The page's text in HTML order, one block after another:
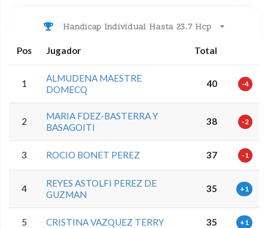
Handicap Individual Hasta 23.7 Hcp
Pos Jugador Total
1
ALMUDENA MAESTRE
DOMECQ
40 -4
2
MARIA FDEZ-BASTERRA Y
BASAGOITI
38 -2
3 ROCIO BONET PEREZ 37 -1
4
REYES ASTOLFI PEREZ DE
GUZMAN
35 +1
5 CRISTINA VAZQUEZ TERRY 35 +1